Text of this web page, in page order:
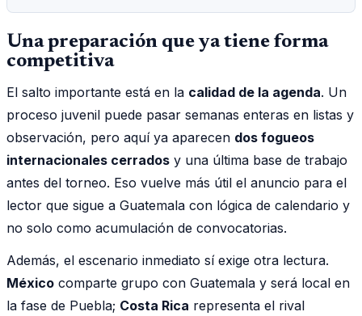
Una preparación que ya tiene forma
competitiva
El salto importante está en la calidad de la agenda. Un
proceso juvenil puede pasar semanas enteras en listas y
observación, pero aquí ya aparecen dos fogueos
internacionales cerrados y una última base de trabajo
antes del torneo. Eso vuelve más útil el anuncio para el
lector que sigue a Guatemala con lógica de calendario y
no solo como acumulación de convocatorias.
Además, el escenario inmediato sí exige otra lectura.
México comparte grupo con Guatemala y será local en
la fase de Puebla; Costa Rica representa el rival